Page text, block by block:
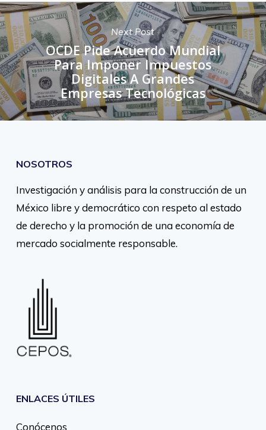
Next Post
OCDE Pide Acuerdo Mundial
Para Imponer Impuestos
Digitales A Grandes
Empresas Tecnológicas
NOSOTROS
Investigación y análisis para la construcción de un
México libre y democrático con respeto al estado
de derecho y la promoción de una economía de
mercado socialmente responsable.
ENLACES ÚTILES
Conócenos